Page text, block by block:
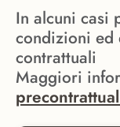
In alcuni casi
condizioni ed
contrattuali
Maggiori